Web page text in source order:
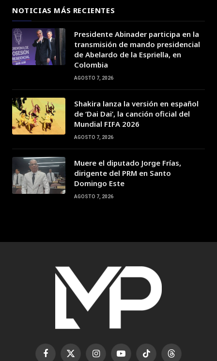
NOTICIAS MÁS RECIENTES
Presidente Abinader participa en la
transmisión de mando presidencial
de Abelardo de la Espriella, en
Colombia
AGOSTO 7, 2026
Shakira lanza la versión en español
de ‘Dai Dai’, la canción oficial del
Mundial FIFA 2026
AGOSTO 7, 2026
Muere el diputado Jorge Frías,
dirigente del PRM en Santo
Domingo Este
AGOSTO 7, 2026
Facebook
X InstagramYouTubeTikTok Threads